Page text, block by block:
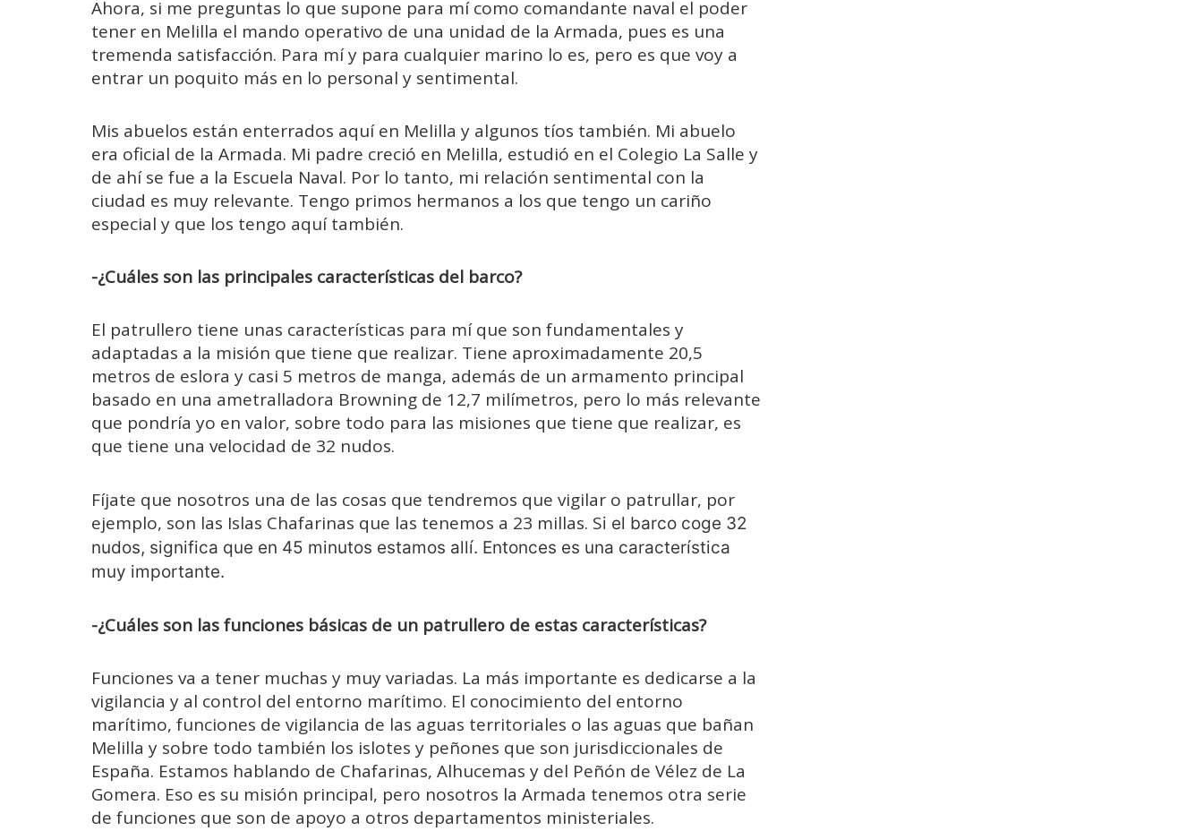
Ahora, si me preguntas lo que supone para mí como comandante naval el poder
tener en Melilla el mando operativo de una unidad de la Armada, pues es una
tremenda satisfacción. Para mí y para cualquier marino lo es, pero es que voy a
entrar un poquito más en lo personal y sentimental.
Mis abuelos están enterrados aquí en Melilla y algunos tíos también. Mi abuelo
era oficial de la Armada. Mi padre creció en Melilla, estudió en el Colegio La Salle y
de ahí se fue a la Escuela Naval. Por lo tanto, mi relación sentimental con la
ciudad es muy relevante. Tengo primos hermanos a los que tengo un cariño
especial y que los tengo aquí también.
-¿Cuáles son las principales características del barco?
El patrullero tiene unas características para mí que son fundamentales y
adaptadas a la misión que tiene que realizar. Tiene aproximadamente 20,5
metros de eslora y casi 5 metros de manga, además de un armamento principal
basado en una ametralladora Browning de 12,7 milímetros, pero lo más relevante
que pondría yo en valor, sobre todo para las misiones que tiene que realizar, es
que tiene una velocidad de 32 nudos.
Fíjate que nosotros una de las cosas que tendremos que vigilar o patrullar, por
ejemplo, son las Islas Chafarinas que las tenemos a 23 millas. Si el barco coge 32
nudos, significa que en 45 minutos estamos allí. Entonces es una característica
muy importante.
-¿Cuáles son las funciones básicas de un patrullero de estas características?
Funciones va a tener muchas y muy variadas. La más importante es dedicarse a la
vigilancia y al control del entorno marítimo. El conocimiento del entorno
marítimo, funciones de vigilancia de las aguas territoriales o las aguas que bañan
Melilla y sobre todo también los islotes y peñones que son jurisdiccionales de
España. Estamos hablando de Chafarinas, Alhucemas y del Peñón de Vélez de La
Gomera. Eso es su misión principal, pero nosotros la Armada tenemos otra serie
de funciones que son de apoyo a otros departamentos ministeriales.